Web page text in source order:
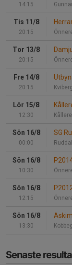
14:15
Tis 11/8
20:15
Tor 13/8
20:15
Fre 14/8
20:15
Lör 15/8
12:30
Sön 16/8
00:00
SG
Sön 16/8
10:30
Sön 16/8
12:15
Sön 16/8
13:30
Senaste